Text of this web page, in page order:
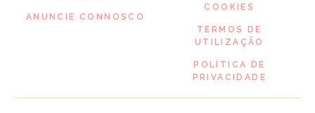
ANUNCIE CONNOSCO
COOKIES
TERMOS DE
UTILIZAÇÃO
POLÍTICA DE
PRIVACIDADE